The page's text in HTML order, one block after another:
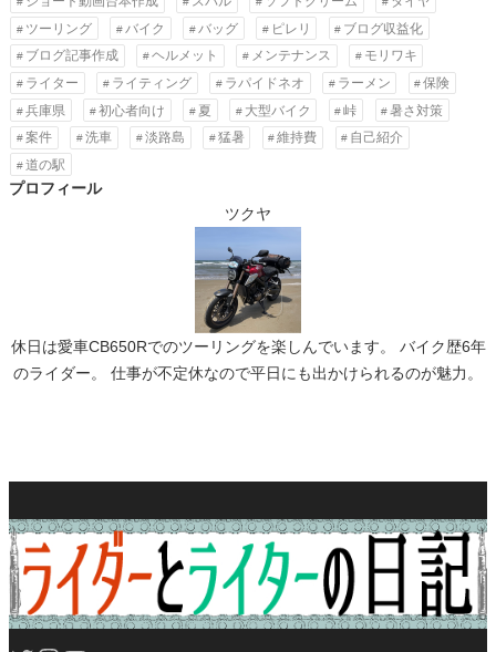
ツーリング
バイク バッグ ピレリ
ブログ収益化
ブログ記事作成
ヘルメット メンテナンス
モリワキ
ライター
ライティング ラパイドネオ ラーメン
保険
兵庫県
初心者向け 夏 大型バイク 峠
暑さ対策
案件
洗車 淡路島 猛暑 維持費
自己紹介
道の駅
プロフィール
ツクヤ
休日は愛車CB650Rでのツーリングを楽しんでいます。 バイク歴6年
のライダー。 仕事が不定休なので平日にも出かけられるのが魅力。